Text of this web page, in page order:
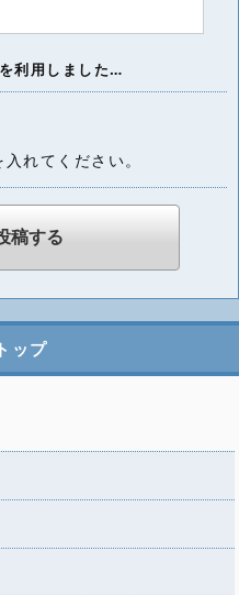
利用しました…
れてください。
ップ